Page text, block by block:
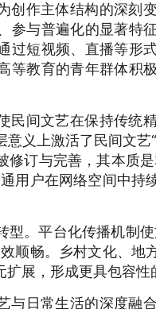
创作主体结构的深刻
参与普遍化的显著特
过短视频、直播等形
等教育的青年群体积
民间文艺在保持传统
义上激活了民间文
修订与完善，其本质
用户在网络空间中
型。平台化传播机制
顺畅。乡村文化、
展，形成更具包容性
与日常生活的深度融